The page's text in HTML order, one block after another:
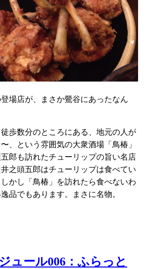
場店が、まさか鶯谷にあったなん
歩数分のところにある、地元の人が
、という雰囲気の大衆酒場「鳥椿」
郎も訪れたチューリップの旨い名店
之頭五郎はチューリップは食べてい
かし「鳥椿」を訪れたら食べないわ
品でもあります。まさに名物。
ュール006：ふらっと